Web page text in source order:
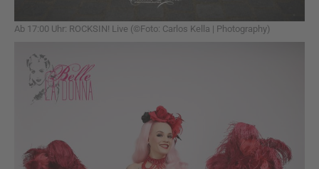
Ab 17:00 Uhr: ROCKSIN! Live (©Foto: Carlos Kella | Photography)